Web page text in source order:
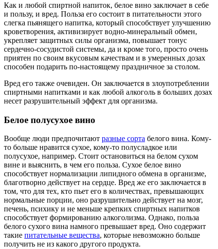
Как и любой спиртной напиток, белое вино заключает в себе
и пользу, и вред. Польза его состоит в питательности этого
слегка пьянящего напитка, который способствует улучшению
кроветворения, активизирует водно-минеральный обмен,
укрепляет защитных силы организма, повышает тонус
сердечно-сосудистой системы, да и кроме того, просто очень
приятен по своим вкусовым качествам и в умеренных дозах
способен подарить по-настоящему праздничное за столом.
Вред его также очевиден. Он заключается в злоупотреблении
спиртными напитками и как любой алкоголь в больших дозах
несет разрушительный эффект для организма.
Белое полусухое вино
Вообще люди предпочитают разные сорта белого вина. Кому-
то больше нравится сухое, кому-то полусладкое или
полусухое, например. Стоит остановиться на белом сухом
вине и выяснить, в чем его польза. Сухое белое вино
способствует нормализации липидного обмена в организме,
благотворно действует на сердце. Вред же его заключается в
том, что для тех, кто пьет его в количествах, превышающих
нормальные порции, оно разрушительно действует на мозг,
печень, психику и не меньше крепких спиртных напитков
способствует формированию алкоголизма. Однако, польза
белого сухого вина намного превышает вред. Оно содержит
такие питательные вещества, которые невозможно больше
получить не из какого другого продукта.